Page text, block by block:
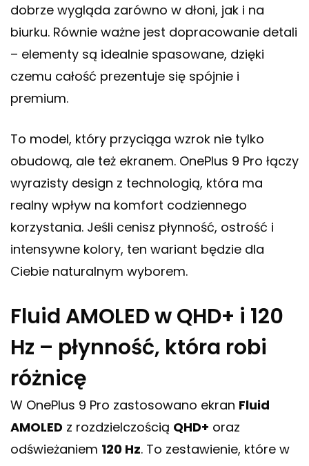
dobrze wygląda zarówno w dłoni, jak i na
biurku. Równie ważne jest dopracowanie detali
– elementy są idealnie spasowane, dzięki
czemu całość prezentuje się spójnie i
premium.
To model, który przyciąga wzrok nie tylko
obudową, ale też ekranem. OnePlus 9 Pro łączy
wyrazisty design z technologią, która ma
realny wpływ na komfort codziennego
korzystania. Jeśli cenisz płynność, ostrość i
intensywne kolory, ten wariant będzie dla
Ciebie naturalnym wyborem.
Fluid AMOLED w QHD+ i 120
Hz – płynność, która robi
różnicę
W OnePlus 9 Pro zastosowano ekran Fluid
AMOLED z rozdzielczością QHD+ oraz
odświeżaniem 120 Hz. To zestawienie, które w